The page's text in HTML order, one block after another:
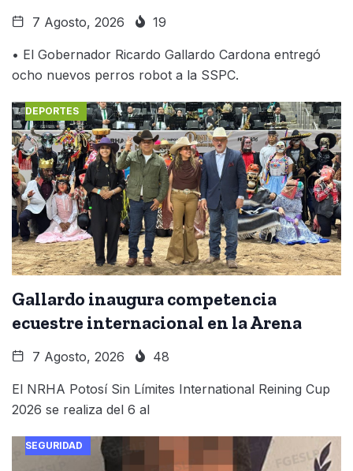
7 Agosto, 2026 19
• El Gobernador Ricardo Gallardo Cardona entregó
ocho nuevos perros robot a la SSPC.
DEPORTES
Gallardo inaugura competencia
ecuestre internacional en la Arena
7 Agosto, 2026 48
El NRHA Potosí Sin Límites International Reining Cup
2026 se realiza del 6 al
SEGURIDAD